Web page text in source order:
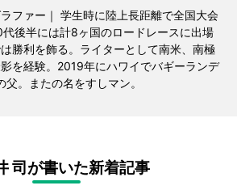
ファー｜ 学生時に陸上長距離で全国大会
後半には計8ヶ国のロードレースに出場
勝利を飾る。ライターとして南米、南極
を経験。2019年にハワイでバギーランデ
。またの名をすしマン。
司が書いた新着記事